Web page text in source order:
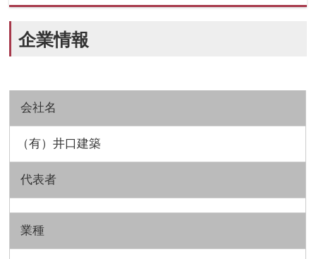
企業情報
会社名
（有）井口建築
代表者
業種